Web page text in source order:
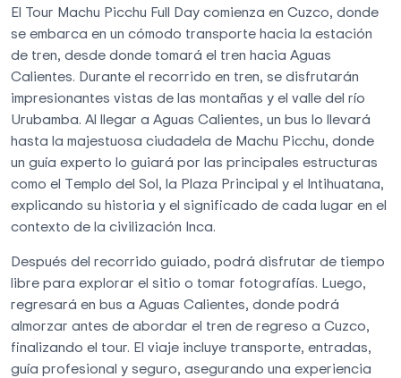
El Tour Machu Picchu Full Day comienza en Cuzco, donde
se embarca en un cómodo transporte hacia la estación
de tren, desde donde tomará el tren hacia Aguas
Calientes. Durante el recorrido en tren, se disfrutarán
impresionantes vistas de las montañas y el valle del río
Urubamba. Al llegar a Aguas Calientes, un bus lo llevará
hasta la majestuosa ciudadela de Machu Picchu, donde
un guía experto lo guiará por las principales estructuras
como el Templo del Sol, la Plaza Principal y el Intihuatana,
explicando su historia y el significado de cada lugar en el
contexto de la civilización Inca.
Después del recorrido guiado, podrá disfrutar de tiempo
libre para explorar el sitio o tomar fotografías. Luego,
regresará en bus a Aguas Calientes, donde podrá
almorzar antes de abordar el tren de regreso a Cuzco,
finalizando el tour. El viaje incluye transporte, entradas,
guía profesional y seguro, asegurando una experiencia